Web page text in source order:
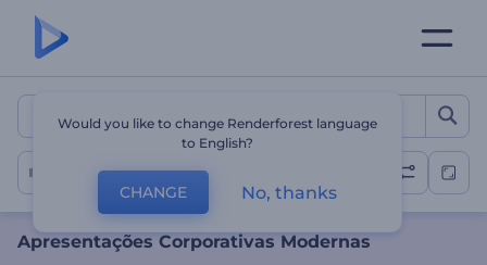
Apresentações
Slideshow Corporativo
Apresentações Corporativas Modernas
Would you like to change Renderforest language
to English?
CHANGE No, thanks